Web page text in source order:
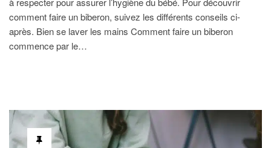
comment faire un biberon, suivez les différents conseils ci-
après. Bien se laver les mains Comment faire un biberon
commence par le…